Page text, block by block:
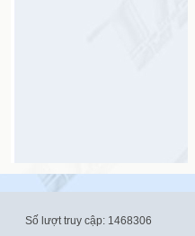
Số lượt truy cập: 1468306